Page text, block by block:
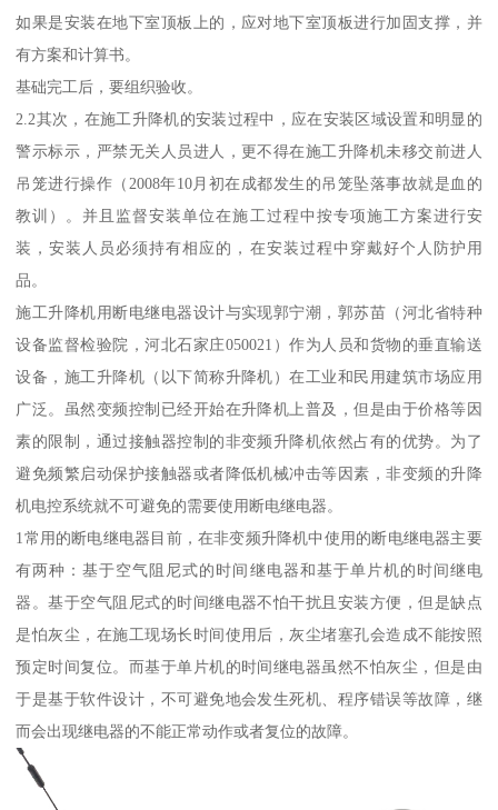
如果是安装在地下室顶板上的，应对地下室顶板进行加固支撑，并
有方案和计算书。
基础完工后，要组织验收。
2.2其次，在施工升降机的安装过程中，应在安装区域设置和明显的
警示标示，严禁无关人员进人，更不得在施工升降机未移交前进人
吊笼进行操作（2008年10月初在成都发生的吊笼坠落事故就是血的
教训）。并且监督安装单位在施工过程中按专项施工方案进行安
装，安装人员必须持有相应的，在安装过程中穿戴好个人防护用
品。
施工升降机用断电继电器设计与实现郭宁潮，郭苏苗（河北省特种
设备监督检验院，河北石家庄050021）作为人员和货物的垂直输送
设备，施工升降机（以下简称升降机）在工业和民用建筑市场应用
广泛。虽然变频控制已经开始在升降机上普及，但是由于价格等因
素的限制，通过接触器控制的非变频升降机依然占有的优势。为了
避免频繁启动保护接触器或者降低机械冲击等因素，非变频的升降
机电控系统就不可避免的需要使用断电继电器。
1常用的断电继电器目前，在非变频升降机中使用的断电继电器主要
有两种：基于空气阻尼式的时间继电器和基于单片机的时间继电
器。基于空气阻尼式的时间继电器不怕干扰且安装方便，但是缺点
是怕灰尘，在施工现场长时间使用后，灰尘堵塞孔会造成不能按照
预定时间复位。而基于单片机的时间继电器虽然不怕灰尘，但是由
于是基于软件设计，不可避免地会发生死机、程序错误等故障，继
而会出现继电器的不能正常动作或者复位的故障。